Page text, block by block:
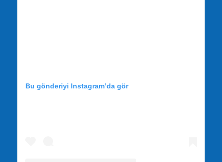
Bu gönderiyi Instagram’da gör